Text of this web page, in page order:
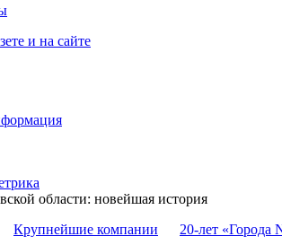
и на сайте
области: новейшая история
Крупнейшие компании 20-лет «Города